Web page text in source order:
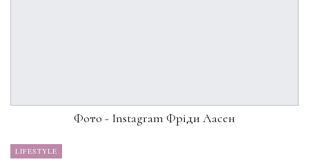
Фото - Instagram Фріди Аасен
LIFESTYLE